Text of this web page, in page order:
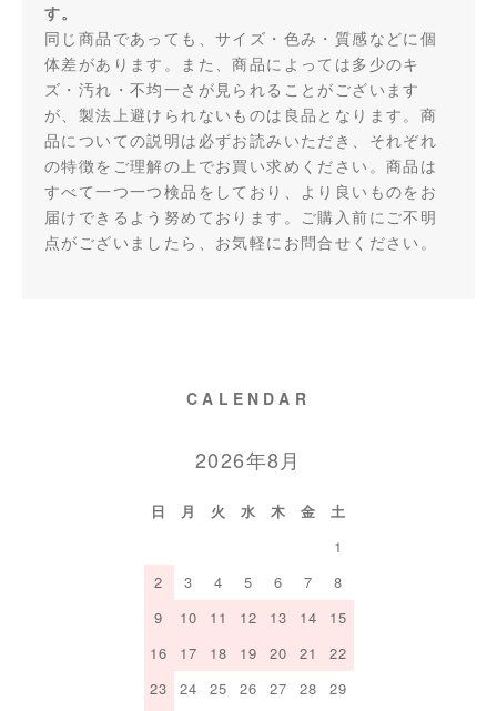
す。
同じ商品であっても、サイズ・色み・質感などに個
体差があります。また、商品によっては多少のキ
ズ・汚れ・不均一さが見られることがございます
が、製法上避けられないものは良品となります。商
品についての説明は必ずお読みいただき、それぞれ
の特徴をご理解の上でお買い求めください。商品は
すべて一つ一つ検品をしており、より良いものをお
届けできるよう努めております。ご購入前にご不明
点がございましたら、お気軽にお問合せください。
CALENDAR
2026年8月
日 月 火 水 木 金
土
1
2
3 4 5 6 7
8
9
10 11 12 13 14
15
16
17 18 19 20 21
22
23
24 25 26 27 28
29